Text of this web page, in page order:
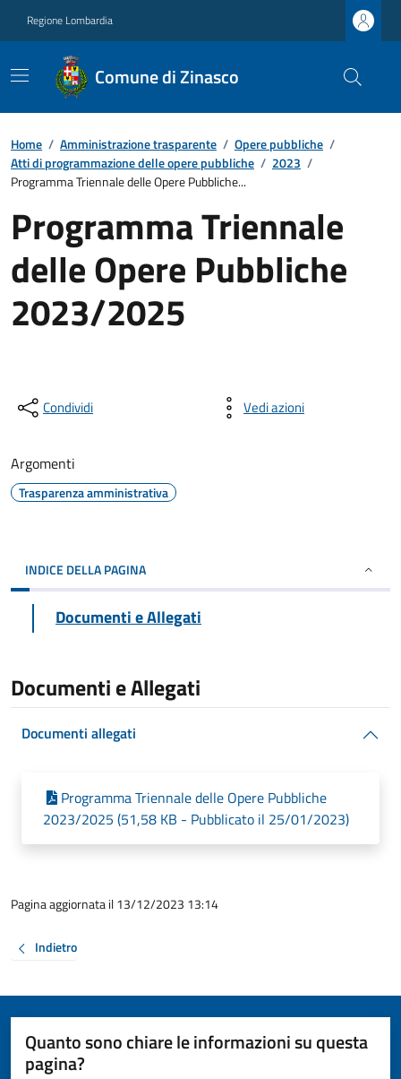
Regione Lombardia
Comune di Zinasco
Home / Amministrazione trasparente / Opere pubbliche /
Atti di programmazione delle opere pubbliche / 2023 /
Programma Triennale delle Opere Pubbliche...
Programma Triennale
delle Opere Pubbliche
2023/2025
Condividi Vedi azioni
Argomenti
Trasparenza amministrativa
INDICE DELLA PAGINA
Documenti e Allegati
Documenti e Allegati
Documenti allegati
Programma Triennale delle Opere Pubbliche
2023/2025 (51,58 KB - Pubblicato il 25/01/2023)
Pagina aggiornata il 13/12/2023 13:14
Indietro
Quanto sono chiare le informazioni su questa
pagina?